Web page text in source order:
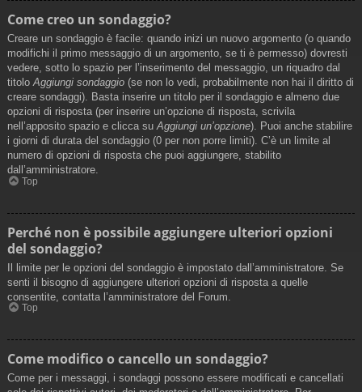
Come creo un sondaggio?
Creare un sondaggio è facile: quando inizi un nuovo argomento (o quando
modifichi il primo messaggio di un argomento, se ti è permesso) dovresti
vedere, sotto lo spazio per l’inserimento del messaggio, un riquadro dal
titoloAggiungi sondaggio (se non lo vedi, probabilmente non hai il diritto di
creare sondaggi). Basta inserire un titolo per il sondaggio e almeno due
opzioni di risposta (per inserire un’opzione di risposta, scrivila
nell’apposito spazio e clicca suAggiungi un’opzione). Puoi anche stabilire
i giorni di durata del sondaggio (0 per non porre limiti). C’è un limite al
numero di opzioni di risposta che puoi aggiungere, stabilito
dall’amministratore.
Top
Perché non è possibile aggiungere ulteriori opzioni
del sondaggio?
Il limite per le opzioni del sondaggio è impostato dall’amministratore. Se
senti il bisogno di aggiungere ulteriori opzioni di risposta a quelle
consentite, contatta l’amministratore del Forum.
Top
Come modifico o cancello un sondaggio?
Come per i messaggi, i sondaggi possono essere modificati e cancellati